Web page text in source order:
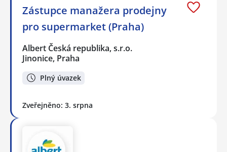
Zástupce manažera prodejny
pro supermarket (Praha)
Albert Česká republika, s.r.o.
Jinonice, Praha
Plný úvazek
Zveřejněno: 3. srpna